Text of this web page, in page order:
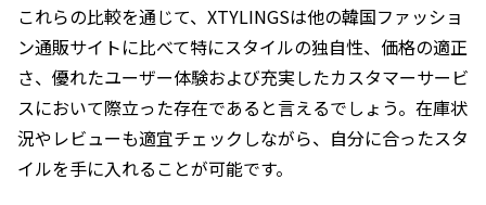
これらの比較を通じて、XTYLINGSは他の韓国ファッショ
ン通販サイトに比べて特にスタイルの独自性、価格の適正
さ、優れたユーザー体験および充実したカスタマーサービ
スにおいて際立った存在であると言えるでしょう。在庫状
況やレビューも適宜チェックしながら、自分に合ったスタ
イルを手に入れることが可能です。